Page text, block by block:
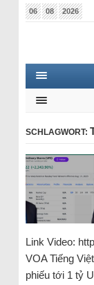
06 08 2026
SCHLAGWORT:
Link Video:
VOA Tiếng
phiếu tới 1 tỷ